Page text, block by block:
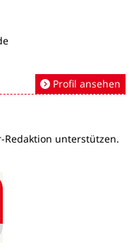
Profil ansehen
unterstützen.